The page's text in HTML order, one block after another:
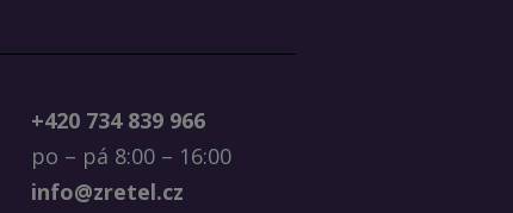
+420 734 839 966
po – pá 8:00 – 16:00
info@zretel.cz